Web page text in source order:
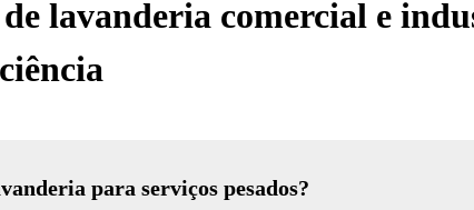
de lavanderia comercial e
para serviços pesados?